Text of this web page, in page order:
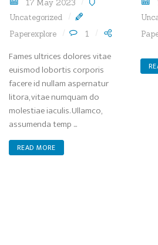
17 May 2023
Uncategorized
Paperexplore
1
Fames ultrices dolores vitae
euismod lobortis corporis
facere id nullam aspernatur
litora, vitae numquam do
molestiae iaculis. Ullamco,
assumenda temp ...
READ MORE